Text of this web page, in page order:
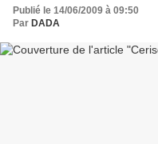
Publié le 14/06/2009 à 09:50
Par DADA